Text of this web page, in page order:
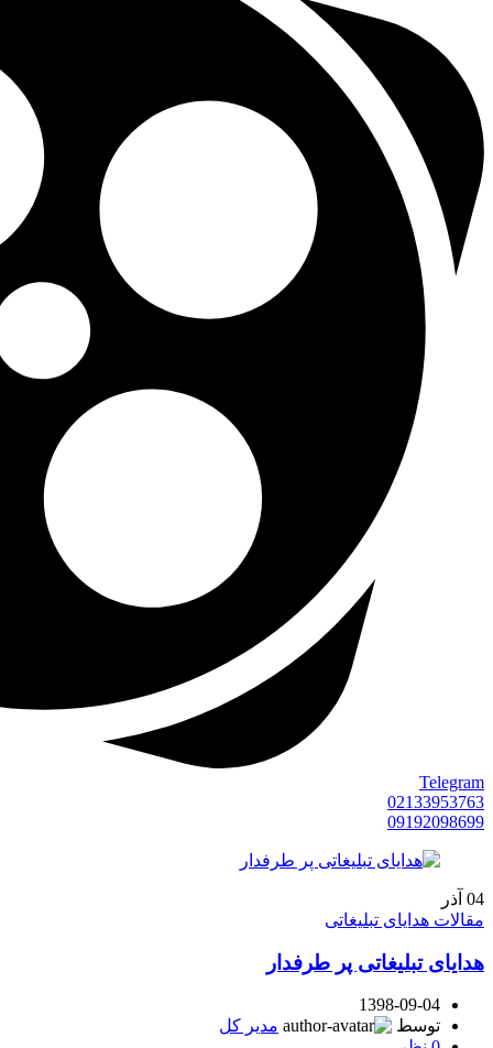
Telegram
02133953763
09192098699
04 آذر
مقالات هدایای تبلیغاتی
هدایای تبلیغاتی پر طرفدار
1398-09-04
توسط
مدیر کل